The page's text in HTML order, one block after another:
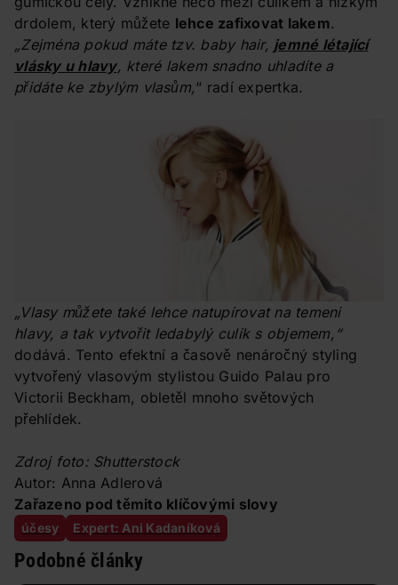
drdolem, který můžete lehce zafixovat lakem.
„Zejména pokud máte tzv. baby hair, jemné létající
vlásky u hlavy, které lakem snadno uhladíte a
přidáte ke zbylým vlasům,“ radí expertka.
„Vlasy můžete také lehce natupírovat na temeni
hlavy, a tak vytvořit ledabylý culík s objemem,“
dodává. Tento efektní a časově nenáročný styling
vytvořený vlasovým stylistou Guido Palau pro
Victorii Beckham, obletěl mnoho světových
přehlídek.
Zdroj foto: Shutterstock
Autor: Anna Adlerová
Zařazeno pod těmito klíčovými slovy
účesy Expert: Ani Kadaníková
Podobné články